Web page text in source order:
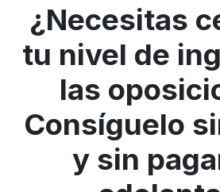
¿Necesitas
tu nivel de
las
Consíguelo
y sin